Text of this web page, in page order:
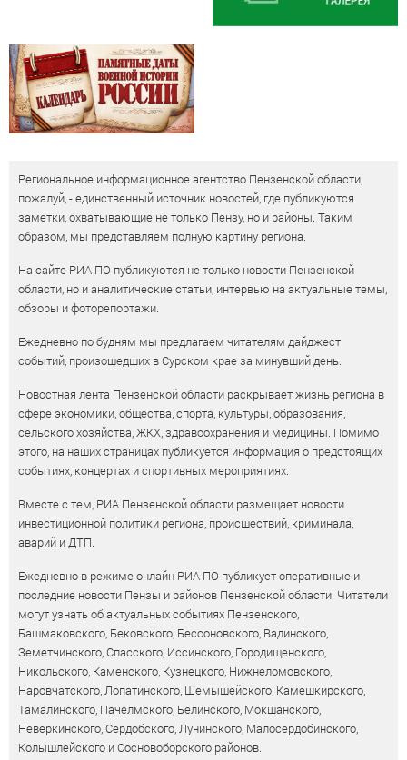
Региональное информационное агентство Пензенской области,
пожалуй, - единственный источник новостей, где публикуются
заметки, охватывающие не только Пензу, но и районы. Таким
образом, мы представляем полную картину региона.
На сайте РИА ПО публикуются не только новости Пензенской
области, но и аналитические статьи, интервью на актуальные темы,
обзоры и фоторепортажи.
Ежедневно по будням мы предлагаем читателям дайджест
событий, произошедших в Сурском крае за минувший день.
Новостная лента Пензенской области раскрывает жизнь региона в
сфере экономики, общества, спорта, культуры, образования,
сельского хозяйства, ЖКХ, здравоохранения и медицины. Помимо
этого, на наших страницах публикуется информация о предстоящих
событиях, концертах и спортивных мероприятиях.
Вместе с тем, РИА Пензенской области размещает новости
инвестиционной политики региона, происшествий, криминала,
аварий и ДТП.
Ежедневно в режиме онлайн РИА ПО публикует оперативные и
последние новости Пензы и районов Пензенской области. Читатели
могут узнать об актуальных событиях Пензенского,
Башмаковского, Бековского, Бессоновского, Вадинского,
Земетчинского, Спасского, Иссинского, Городищенского,
Никольского, Каменского, Кузнецкого, Нижнеломовского,
Наровчатского, Лопатинского, Шемышейского, Камешкирского,
Тамалинского, Пачелмского, Белинского, Мокшанского,
Неверкинского, Сердобского, Лунинского, Малосердобинского,
Колышлейского и Сосновоборского районов.